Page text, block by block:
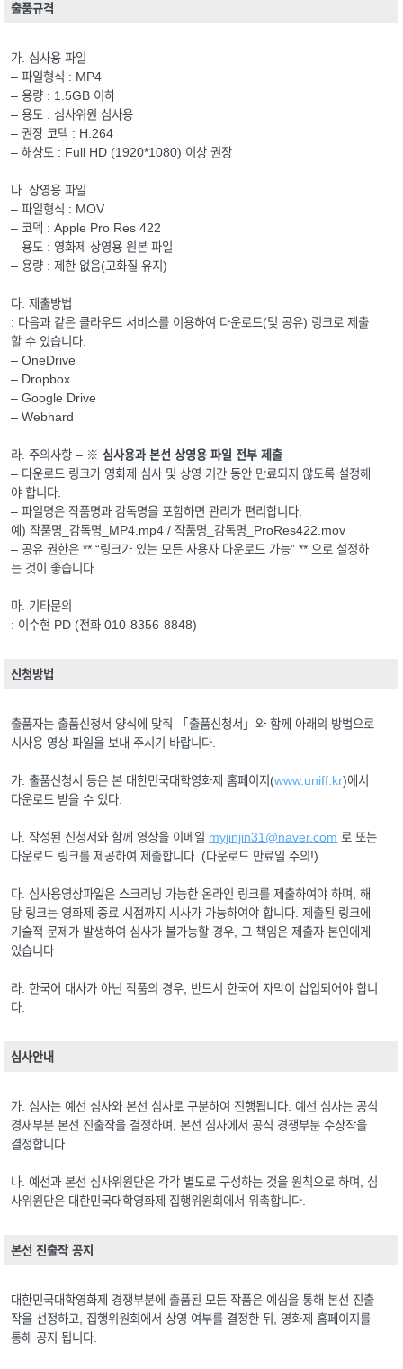
출품규격
가. 심사용 파일
– 파일형식 : MP4
– 용량 : 1.5GB 이하
– 용도 : 심사위원 심사용
– 권장 코덱 : H.264
– 해상도 : Full HD (1920*1080) 이상 권장
나. 상영용 파일
– 파일형식 : MOV
– 코덱 : Apple Pro Res 422
– 용도 : 영화제 상영용 원본 파일
– 용량 : 제한 없음(고화질 유지)
다. 제출방법
: 다음과 같은 클라우드 서비스를 이용하여 다운로드(및 공유) 링크로 제출
할 수 있습니다.
– OneDrive
– Dropbox
– Google Drive
– Webhard
라. 주의사항 – ※ 심사용과 본선 상영용 파일 전부 제출
– 다운로드 링크가 영화제 심사 및 상영 기간 동안 만료되지 않도록 설정해
야 합니다.
– 파일명은 작품명과 감독명을 포함하면 관리가 편리합니다.
예) 작품명_감독명_MP4.mp4 / 작품명_감독명_ProRes422.mov
– 공유 권한은 ** “링크가 있는 모든 사용자 다운로드 가능” ** 으로 설정하
는 것이 좋습니다.
마. 기타문의
: 이수현 PD (전화 010-8356-8848)
신청방법
출품자는 출품신청서 양식에 맞춰 「출품신청서」와 함께 아래의 방법으로
시사용 영상 파일을 보내 주시기 바랍니다.
가. 출품신청서 등은 본 대한민국대학영화제 홈페이지(www.uniff.kr)에서
다운로드 받을 수 있다.
나. 작성된 신청서와 함께 영상을 이메일 myjinjin31@naver.com 로 또는
다운로드 링크를 제공하여 제출합니다. (다운로드 만료일 주의!)
다. 심사용영상파일은 스크리닝 가능한 온라인 링크를 제출하여야 하며, 해
당 링크는 영화제 종료 시점까지 시사가 가능하여야 합니다. 제출된 링크에
기술적 문제가 발생하여 심사가 불가능할 경우, 그 책임은 제출자 본인에게
있습니다
라. 한국어 대사가 아닌 작품의 경우, 반드시 한국어 자막이 삽입되어야 합니
다.
심사안내
가. 심사는 예선 심사와 본선 심사로 구분하여 진행됩니다. 예선 심사는 공식
경재부분 본선 진출작을 결정하며, 본선 심사에서 공식 경쟁부분 수상작을
결정합니다.
나. 예선과 본선 심사위원단은 각각 별도로 구성하는 것을 원칙으로 하며, 심
사위원단은 대한민국대학영화제 집행위원회에서 위촉합니다.
본선 진출작 공지
대한민국대학영화제 경쟁부분에 출품된 모든 작품은 예심을 통해 본선 진출
작을 선정하고, 집행위원회에서 상영 여부를 결정한 뒤, 영화제 홈페이지를
통해 공지 됩니다.